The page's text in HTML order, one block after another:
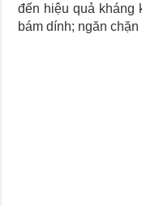
đến hiệu quả kháng
bám dính; ngăn